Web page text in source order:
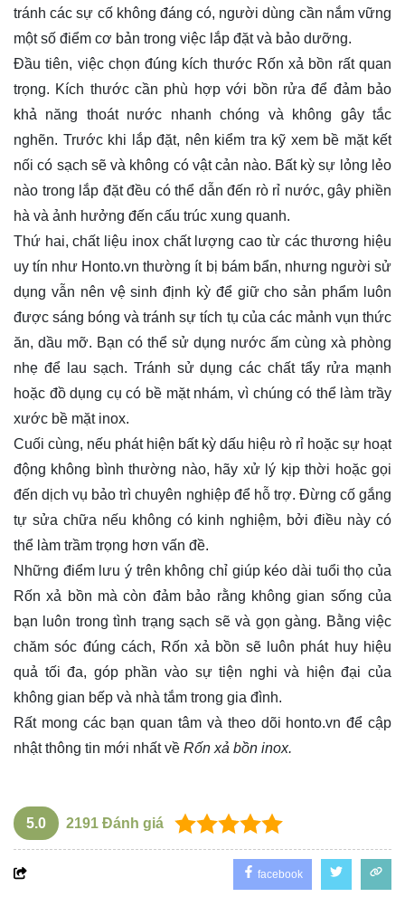
tránh các sự cố không đáng có, người dùng cần nắm vững
một số điểm cơ bản trong việc lắp đặt và bảo dưỡng.
Đầu tiên, việc chọn đúng kích thước Rốn xả bồn rất quan
trọng. Kích thước cần phù hợp với bồn rửa để đảm bảo
khả năng thoát nước nhanh chóng và không gây tắc
nghẽn. Trước khi lắp đặt, nên kiểm tra kỹ xem bề mặt kết
nối có sạch sẽ và không có vật cản nào. Bất kỳ sự lỏng lẻo
nào trong lắp đặt đều có thể dẫn đến rò rỉ nước, gây phiền
hà và ảnh hưởng đến cấu trúc xung quanh.
Thứ hai, chất liệu inox chất lượng cao từ các thương hiệu
uy tín như Honto.vn thường ít bị bám bẩn, nhưng người sử
dụng vẫn nên vệ sinh định kỳ để giữ cho sản phẩm luôn
được sáng bóng và tránh sự tích tụ của các mảnh vụn thức
ăn, dầu mỡ. Bạn có thể sử dụng nước ấm cùng xà phòng
nhẹ để lau sạch. Tránh sử dụng các chất tẩy rửa mạnh
hoặc đồ dụng cụ có bề mặt nhám, vì chúng có thể làm trầy
xước bề mặt inox.
Cuối cùng, nếu phát hiện bất kỳ dấu hiệu rò rỉ hoặc sự hoạt
động không bình thường nào, hãy xử lý kịp thời hoặc gọi
đến dịch vụ bảo trì chuyên nghiệp để hỗ trợ. Đừng cố gắng
tự sửa chữa nếu không có kinh nghiệm, bởi điều này có
thể làm trầm trọng hơn vấn đề.
Những điểm lưu ý trên không chỉ giúp kéo dài tuổi thọ của
Rốn xả bồn mà còn đảm bảo rằng không gian sống của
bạn luôn trong tình trạng sạch sẽ và gọn gàng. Bằng việc
chăm sóc đúng cách, Rốn xả bồn sẽ luôn phát huy hiệu
quả tối đa, góp phần vào sự tiện nghi và hiện đại của
không gian bếp và nhà tắm trong gia đình.
Rất mong các bạn quan tâm và theo dõi honto.vn để cập
nhật thông tin mới nhất về Rốn xả bồn inox.
5.0 2191 Đánh giá
facebook